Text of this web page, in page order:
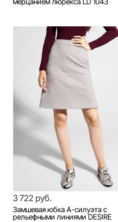
3 722 руб.
Замшевая юбка А-силуэта c
рельефными линиями DESIRE